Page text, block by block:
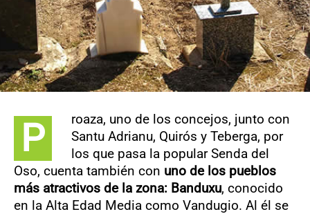
P
roaza, uno de los concejos, junto con
Santu Adrianu, Quirós y Teberga, por
los que pasa la popular Senda del
Oso, cuenta también con uno de los pueblos
más atractivos de la zona: Banduxu, conocido
en la Alta Edad Media como Vandugio. Al él se